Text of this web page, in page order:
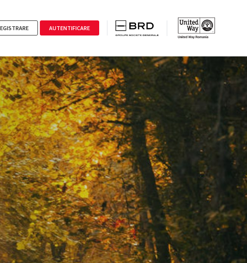
AUTENTIFICARE